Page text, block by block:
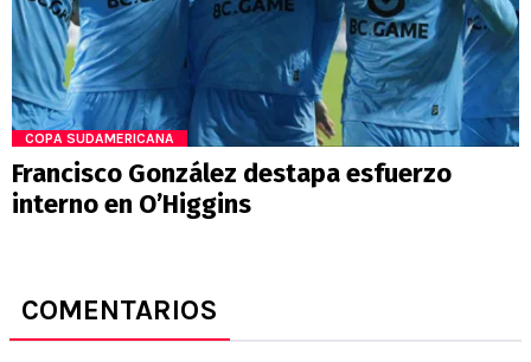
COPA SUDAMERICANA
Francisco González destapa esfuerzo
interno en O’Higgins
COMENTARIOS